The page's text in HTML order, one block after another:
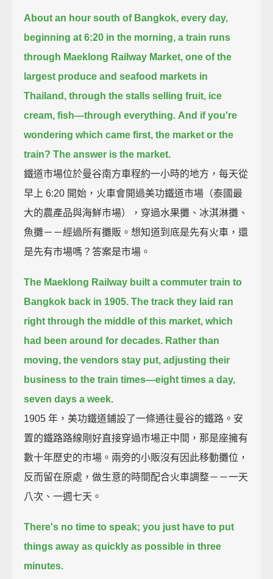
About an hour south of Bangkok, every day,
beginning at 6:20 in the morning, a train runs
through Maeklong Railway Market, one of the
largest produce and seafood markets in
Thailand, through the stalls selling fruit, ice
cream, fish—through everything. And if you're
wondering which came first, the market or the
train? The answer is the market.
鐵道市場位於曼谷南方車程約一小時的地方，每天從
早上 6:20 開始，火車會開過美功鐵道市場（泰國最
大的農產品與海鮮市場），穿過水果攤、冰淇淋攤、
魚攤－－經過所有攤販。想知道到底是先有火車，還
是先有市場嗎？答案是市場。
The Maeklong Railway built a commuter train to
Bangkok back in 1905. The track they laid ran
right through the middle of this market, which
had been around for decades. Rather than
moving, the vendors stay put, adjusting their
business to the train times—eight times a day,
seven days a week.
1905 年，美功鐵道鋪設了一條通往曼谷的鐵路。安
置的鐵路路線剛好直接穿過市場正中間，那是座擁有
數十年歷史的市場。兩旁的小販沒有因此移動攤位，
反而留在原處，做生意的時間配合火車調整－－一天
八次、一週七天。
There's no time to speak; you just have to put
things away as quickly as possible in three
minutes.